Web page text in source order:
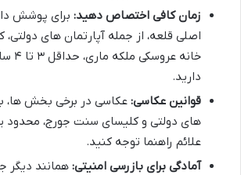
زمان کافی اختصاص دهید: برای پوشش
اصلی قلعه، از جمله آپارتمان های
خانه
دارید.
قوانین عکاسی: عکاسی در برخی بخش ها،
های دولتی و کلیسای سنت جورج، محدود
علائم راهنما توجه کنید.
آمادگی برای بازرسی امنیتی: همانند دیگر